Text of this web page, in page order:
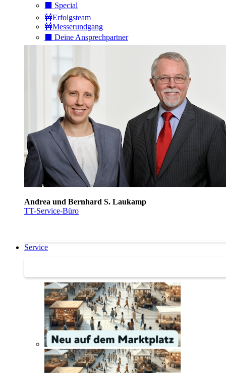
⬛️ Special
🚧Erfolgsteam
🚧Messerundgang
⬛️ Deine Ansprechpartner
Andrea und Bernhard S. Laukamp
TT-Service-Büro
Service